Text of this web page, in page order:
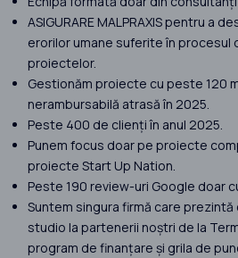
ASIGURARE MALPRAXIS pentru a
erorilor umane suferite în procesul
proiectelor.
Gestionăm proiecte cu peste 120
nerambursabilă atrasă în 2025.
Peste 400 de clienți în anul 2025.
Punem focus doar pe proiecte
proiecte Start Up Nation.
Peste 190 review-uri Google doar
Suntem singura firmă care
studio la partenerii noștri de la
program de finanțare și grila de